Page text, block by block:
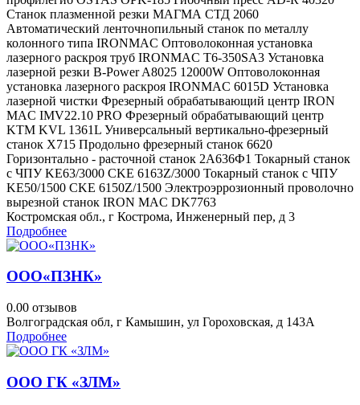
Станок плазменной резки МАГМА СТД 2060
Автоматический ленточнопильный станок по металлу
колонного типа IRONMAC Оптоволоконная установка
лазерного раскроя труб IRONMAC T6-350SA3 Установка
лазерной резки B-Power A8025 12000W Оптоволоконная
установка лазерного раскроя IRONMAC 6015D Установка
лазерной чистки Фрезерный обрабатывающий центр IRON
MAC IMV22.10 PRO Фрезерный обрабатывающий центр
KTM KVL 1361L Универсальный вертикально-фрезерный
станок Х715 Продольно фрезерный станок 6620
Горизонтально - расточной станок 2А636Ф1 Токарный станок
с ЧПУ KE63/3000 CKE 6163Z/3000 Токарный станок с ЧПУ
KE50/1500 CKE 6150Z/1500 Электроэррозионный проволочно
вырезной станок IRON MAC DK7763
Костромская обл., г Кострома, Инженерный пер, д 3
Подробнее
ООО«ПЗНК»
0.00 отзывов
Волгоградская обл, г Камышин, ул Гороховская, д 143А
Подробнее
ООО ГК «ЗЛМ»